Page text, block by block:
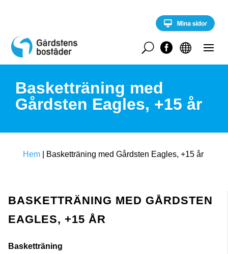
c


U
Basketträning med
Gårdsten Eagles, +15 år
Hem Basketträning med Gårdsten Eagles, +15 år
BASKETTRÄNING MED GÅRDSTEN
EAGLES, +15 ÅR
Basketträning